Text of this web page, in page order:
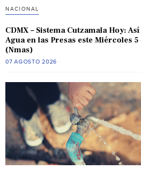
NACIONAL
CDMX – Sistema Cutzamala Hoy:
Agua en las Presas este Miércoles 5
(Nmas)
07 AGOSTO 2026